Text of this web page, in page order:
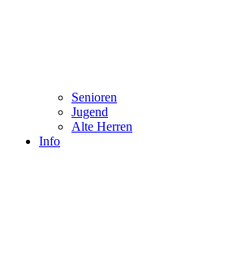
Senioren
Jugend
Alte Herren
Info